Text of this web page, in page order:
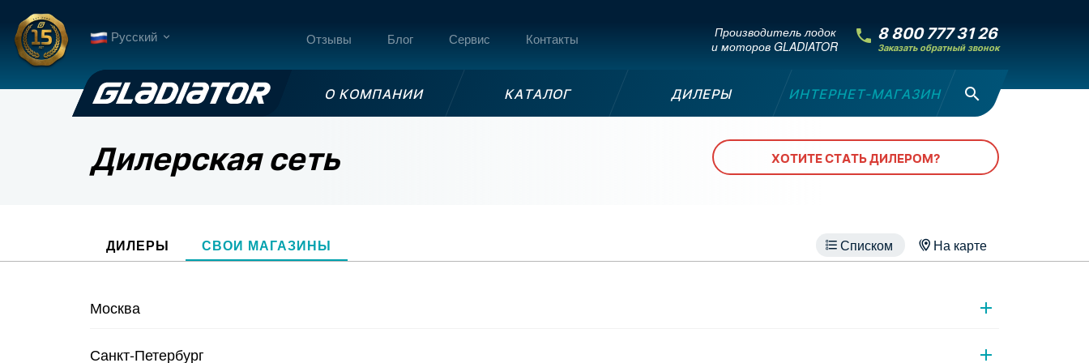
Русский Отзывы Блог Сервис Контакты
Производитель лодок
и моторов GLADIATOR
8 800 777 31 26
Заказать обратный звонок
О КОМПАНИИ КАТАЛОГ ДИЛЕРЫ ИНТЕРНЕТ-МАГАЗИН
Дилерская сеть ХОТИТЕ СТАТЬ ДИЛЕРОМ?
ДИЛЕРЫ СВОИ МАГАЗИНЫ Списком На карте
Москва
Шоу-рум GLADIATOR на Энтузиастов
Санкт-Петербург